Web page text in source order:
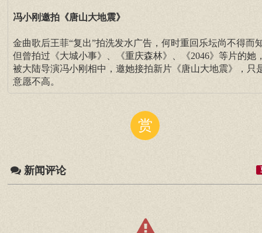
冯小刚邀拍《唐山大地震》
金曲歌后王菲“复出”拍洗发水广告，何时重回乐坛尚不得而
但曾拍过《大城小事》、《重庆森林》、《2046》等片的她
被大陆导演冯小刚相中，邀她接拍新片《唐山大地震》，只
意愿不高。
赏
新闻评论